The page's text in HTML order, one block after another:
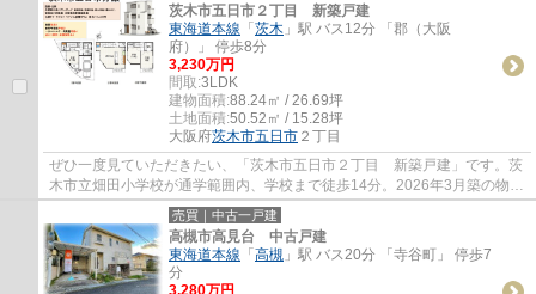
茨木市五日市２丁目 新築戸建
東海道本線 「 茨木 」駅 バス12分 「郡（大阪
府）」 停歩8分
3,230万円
間取:3LDK
建物面積:88.24㎡ / 26.69坪
土地面積:50.52㎡ / 15.28坪
大阪府茨木市五日市 ２丁目
ぜひ一度見ていただきたい、「茨木市五日市２丁目 新築戸建」です。茨
木市立畑田小学校が通学範囲内、学校まで徒歩14分。2026年3月築の物件
です。茨木市エリアや東海道本線茨木付近で...
売買｜中古一戸建
高槻市高見台 中古戸建
東海道本線 「 高槻 」駅 バス20分 「寺谷町」 停歩7
分
3,280万円